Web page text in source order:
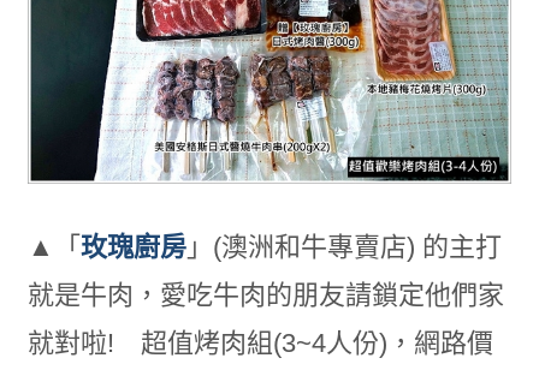
▲「 玫瑰廚房」(澳洲和牛專賣店) 的主打
就是牛肉，愛吃牛肉的朋友請鎖定他們家
就對啦! 超值烤肉組(3~4人份)，網路價